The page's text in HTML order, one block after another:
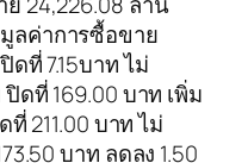
ลค่าการซื้อขาย
ที่ 7.15บาท ไม่
ดที่ 169.00 บาท เพิ่ม
211.00 บาท ไม่
บาท ลดลง 1.50